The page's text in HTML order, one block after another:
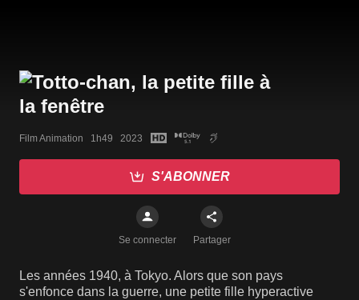
Film Animation   1h49   2023
S'ABONNER
Se connecter Partager
Les années 1940, à Tokyo. Alors que son pays
s'enfonce dans la guerre, une petite fille hyperactive